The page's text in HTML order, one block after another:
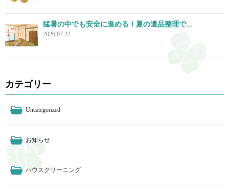
猛暑の中でも安全に進める！夏の遺品整理で...
2026.07.22
カテゴリー
Uncategorized
お知らせ
ハウスクリーニング